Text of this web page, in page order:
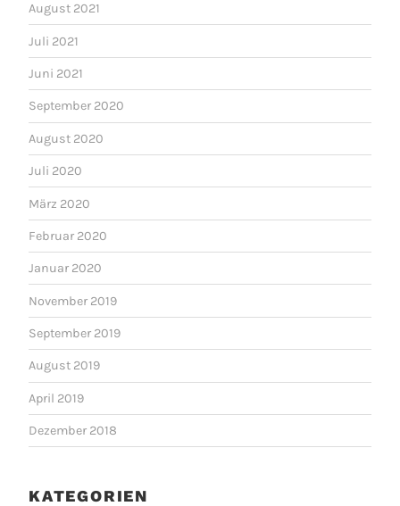
August 2021
Juli 2021
Juni 2021
September 2020
August 2020
Juli 2020
März 2020
Februar 2020
Januar 2020
November 2019
September 2019
August 2019
April 2019
Dezember 2018
KATEGORIEN